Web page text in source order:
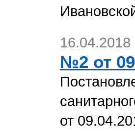
16.04.2018
№2 от
от